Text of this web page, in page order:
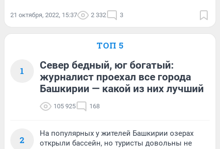
21 октября, 2022, 15:37 2 332 3
ТОП 5
1
Север бедный, юг богатый:
журналист проехал все города
Башкирии — какой из них лучший
105 925 168
2
На популярных у жителей Башкирии озерах
открыли бассейн, но туристы довольны не